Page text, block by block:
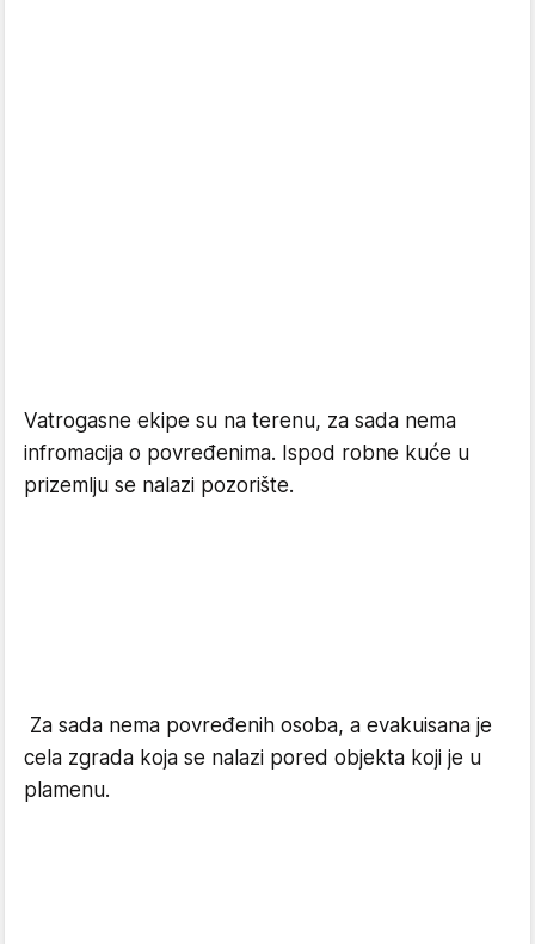
Vatrogasne ekipe su na terenu, za sada nema
infromacija o povređenima. Ispod robne kuće u
prizemlju se nalazi pozorište.
Za sada nema povređenih osoba, a evakuisana je
cela zgrada koja se nalazi pored objekta koji je u
plamenu.